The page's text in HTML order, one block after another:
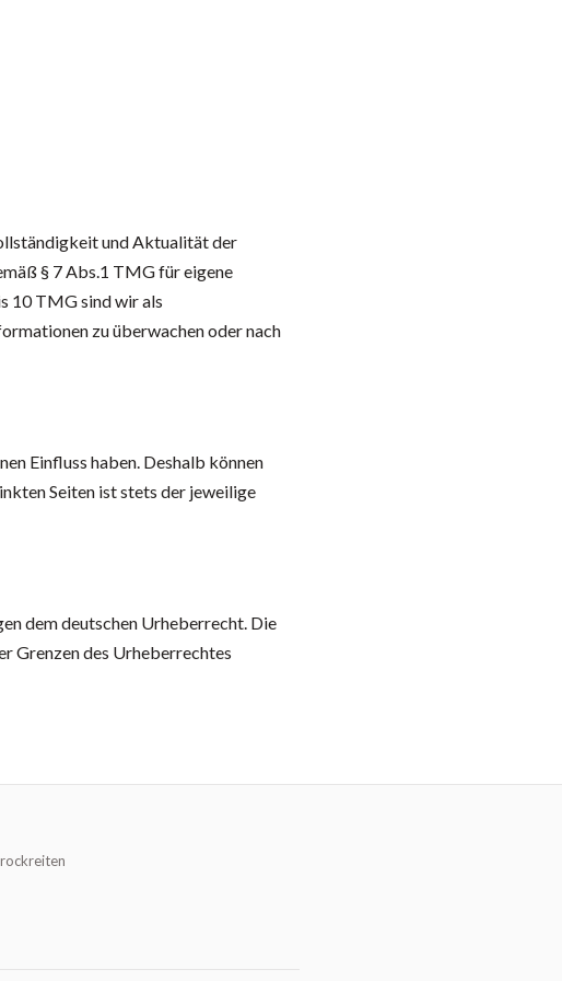
und Aktualität der
§ 7 Abs.1 TMG für eigene
10 TMG sind wir als
zu überwachen oder nach
Einfluss haben. Deshalb können
Seiten ist stets der jeweilige
dem deutschen Urheberrecht. Die
Grenzen des Urheberrechtes